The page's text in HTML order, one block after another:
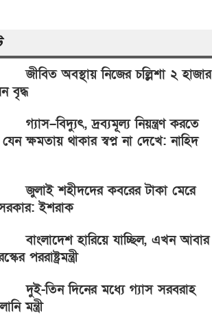
জীবিত অবস্থায় নিজের চল্লিশা ২ হাজার
বৃদ্ধ
গ্যাস–বিদ্যুৎ, দ্রব্যমূল্য নিয়ন্ত্রণ করতে
ক্ষমতায় থাকার স্বপ্ন না দেখে: নাহিদ
জুলাই শহীদদের কবরের টাকা মেরে
সরকার: ইশরাক
বাংলাদেশ হারিয়ে যাচ্ছিল, এখন আবার
পররাষ্ট্রমন্ত্রী
দুই-তিন দিনের মধ্যে গ্যাস সরবরাহ
মন্ত্রী